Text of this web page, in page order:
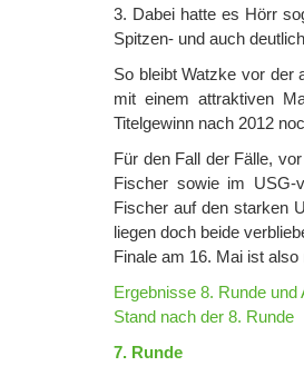
3. Dabei hatte es Hörr
Spitzen- und auch
So bleibt Watzke vor der
mit einem attraktiven
Titelgewinn nach 2012
Für den Fall der Fälle,
Fischer sowie im USG-
Fischer auf den starken
liegen doch beide
Finale am 16. Mai ist
Ergebnisse 8. Runde
Stand nach der 8. Runde
7. Runde